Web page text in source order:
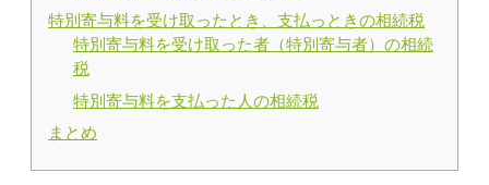
特別寄与料を受け取ったとき、支払っときの相続税
特別寄与料を受け取った者（特別寄与者）の相続
税
特別寄与料を支払った人の相続税
まとめ